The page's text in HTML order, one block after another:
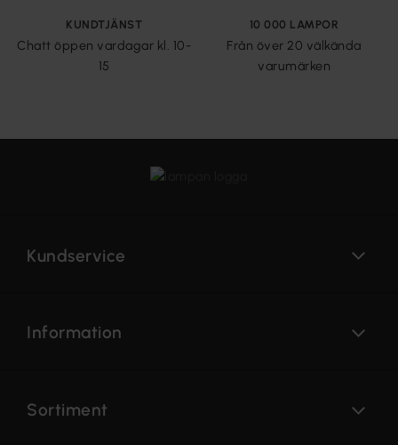
KUNDTJÄNST
Chatt öppen vardagar kl. 10-
15
10 000 LAMPOR
Från över 20 välkända
varumärken
Kundservice
Information
Sortiment